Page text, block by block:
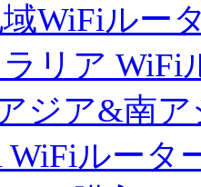
WiFiルー
リア WiFi
ジア&南
WiFiルータ